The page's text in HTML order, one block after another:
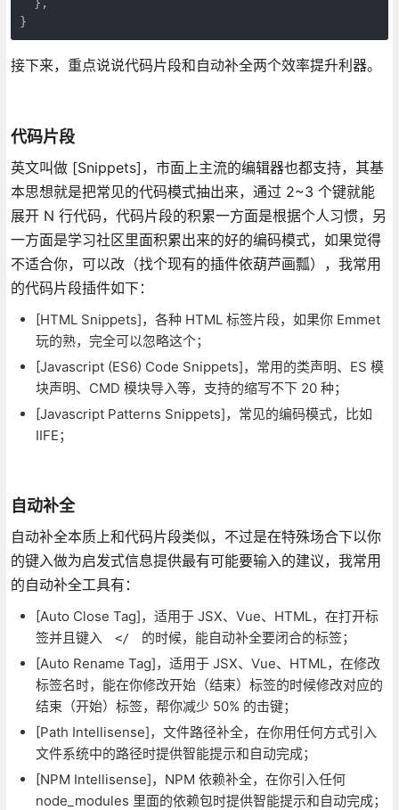
接下来，重点说说代码片段和自动补全两个效率提升利器。
代码片段
英文叫做 [Snippets]，市面上主流的编辑器也都支持，其基
本思想就是把常见的代码模式抽出来，通过 2~3 个键就能
展开 N 行代码，代码片段的积累一方面是根据个人习惯，另
一方面是学习社区里面积累出来的好的编码模式，如果觉得
不适合你，可以改（找个现有的插件依葫芦画瓢），我常用
的代码片段插件如下：
[HTML Snippets]，各种 HTML 标签片段，如果你 Emmet
玩的熟，完全可以忽略这个；
[Javascript (ES6) Code Snippets]，常用的类声明、ES 模
块声明、CMD 模块导入等，支持的缩写不下 20 种；
[Javascript Patterns Snippets]，常见的编码模式，比如
IIFE；
自动补全
自动补全本质上和代码片段类似，不过是在特殊场合下以你
的键入做为启发式信息提供最有可能要输入的建议，我常用
的自动补全工具有：
[Auto Close Tag]，适用于 JSX、Vue、HTML，在打开标
签并且键入
</
的时候，能自动补全要闭合的标签；
[Auto Rename Tag]，适用于 JSX、Vue、HTML，在修改
标签名时，能在你修改开始（结束）标签的时候修改对应的
结束（开始）标签，帮你减少 50% 的击键；
[Path Intellisense]，文件路径补全，在你用任何方式引入
文件系统中的路径时提供智能提示和自动完成；
[NPM Intellisense]，NPM 依赖补全，在你引入任何
node_modules 里面的依赖包时提供智能提示和自动完成；